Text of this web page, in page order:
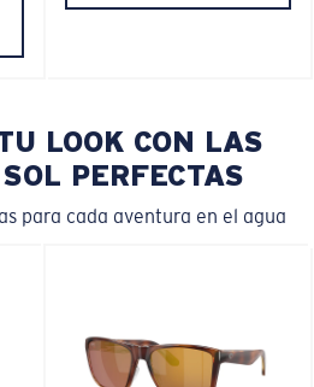
LOOK CON LAS
PERFECTAS
para cada aventura en el agua